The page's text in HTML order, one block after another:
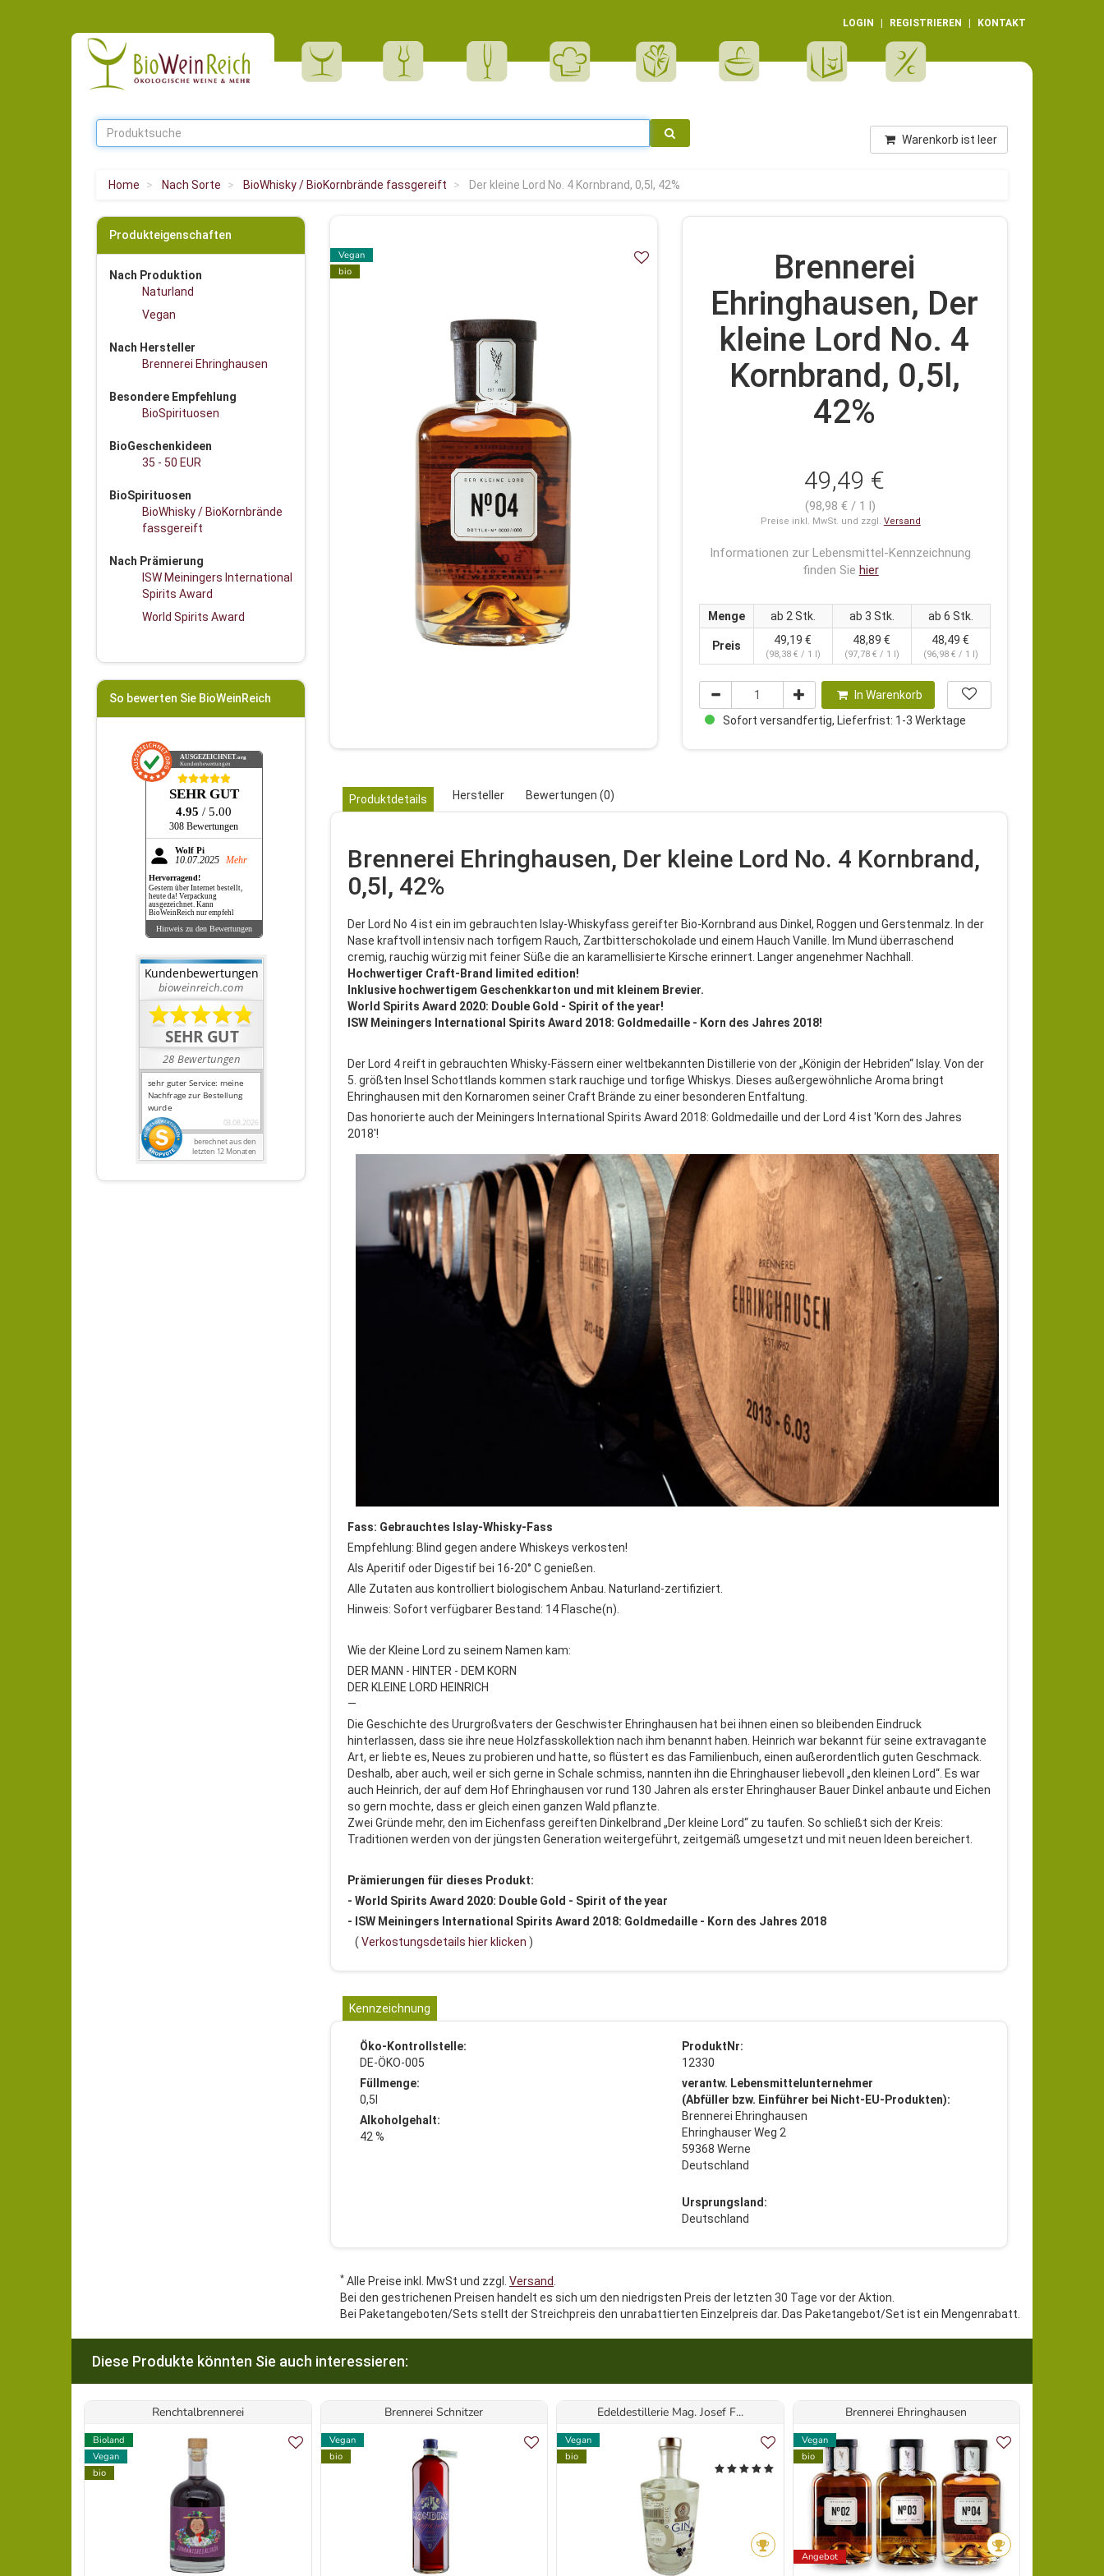
LOGIN REGISTRIEREN KONTAKT
Warenkorb ist leer
Home Nach Sorte BioWhisky / BioKornbrände fassgereift Der kleine Lord No. 4 Kornbrand, 0,5l, 42%
Produkteigenschaften
Nach Produktion
Naturland
Vegan
Nach Hersteller
Brennerei Ehringhausen
Besondere Empfehlung
BioSpirituosen
BioGeschenkideen
35 - 50 EUR
BioSpirituosen
BioWhisky / BioKornbrände
fassgereift
Nach Prämierung
ISW Meiningers International
Spirits Award
World Spirits Award
So bewerten Sie BioWeinReich
AUSGEZEICHNET.org
Kundenbewertungen
SEHR GUT
4.95 / 5.00
308 Bewertungen
Wolf Pi
10.07.2025 Mehr
Hervorragend!
Gestern über Internet bestellt,
heute da! Verpackung
ausgezeichnet. Kann
BioWeinReich nur empfehl
Hinweis zu den Bewertungen
Vegan
bio
Brennerei
Ehringhausen, Der
kleine Lord No. 4
Kornbrand, 0,5l,
42%
49,49 €
(98,98 € / 1 l)
Preise inkl. MwSt. und zzgl. Versand
Informationen zur Lebensmittel-Kennzeichnung
finden Sie hier
Menge ab 2 Stk. ab 3 Stk. ab 6 Stk.
Preis 49,19 €
(98,38 € / 1 l)
48,89 €
(97,78 € / 1 l)
48,49 €
(96,98 € / 1 l)
In Warenkorb
Sofort versandfertig, Lieferfrist: 1-3 Werktage
Produktdetails Hersteller Bewertungen (0)
Brennerei Ehringhausen, Der kleine Lord No. 4 Kornbrand,
0,5l, 42%
Der Lord No 4 ist ein im gebrauchten Islay-Whiskyfass gereifter Bio-Kornbrand aus Dinkel, Roggen und Gerstenmalz. In der
Nase kraftvoll intensiv nach torfigem Rauch, Zartbitterschokolade und einem Hauch Vanille. Im Mund überraschend
cremig, rauchig würzig mit feiner Süße die an karamellisierte Kirsche erinnert. Langer angenehmer Nachhall.
Hochwertiger Craft-Brand limited edition!
Inklusive hochwertigem Geschenkkarton und mit kleinem Brevier.
World Spirits Award 2020: Double Gold - Spirit of the year!
ISW Meiningers International Spirits Award 2018: Goldmedaille - Korn des Jahres 2018!
Der Lord 4 reift in gebrauchten Whisky-Fässern einer weltbekannten Distillerie von der „Königin der Hebriden“ Islay. Von der
5. größten Insel Schottlands kommen stark rauchige und torfige Whiskys. Dieses außergewöhnliche Aroma bringt
Ehringhausen mit den Kornaromen seiner Craft Brände zu einer besonderen Entfaltung.
Das honorierte auch der Meiningers International Spirits Award 2018: Goldmedaille und der Lord 4 ist 'Korn des Jahres
2018'!
Fass: Gebrauchtes Islay-Whisky-Fass
Empfehlung: Blind gegen andere Whiskeys verkosten!
Als Aperitif oder Digestif bei 16-20° C genießen.
Alle Zutaten aus kontrolliert biologischem Anbau. Naturland-zertifiziert.
Hinweis: Sofort verfügbarer Bestand: 14 Flasche(n).
Wie der Kleine Lord zu seinem Namen kam:
DER MANN - HINTER - DEM KORN
DER KLEINE LORD HEINRICH
—
Die Geschichte des Ururgroßvaters der Geschwister Ehringhausen hat bei ihnen einen so bleibenden Eindruck
hinterlassen, dass sie ihre neue Holzfasskollektion nach ihm benannt haben. Heinrich war bekannt für seine extravagante
Art, er liebte es, Neues zu probieren und hatte, so flüstert es das Familienbuch, einen außerordentlich guten Geschmack.
Deshalb, aber auch, weil er sich gerne in Schale schmiss, nannten ihn die Ehringhauser liebevoll „den kleinen Lord“. Es war
auch Heinrich, der auf dem Hof Ehringhausen vor rund 130 Jahren als erster Ehringhauser Bauer Dinkel anbaute und Eichen
so gern mochte, dass er gleich einen ganzen Wald pflanzte.
Zwei Gründe mehr, den im Eichenfass gereiften Dinkelbrand „Der kleine Lord“ zu taufen. So schließt sich der Kreis:
Traditionen werden von der jüngsten Generation weitergeführt, zeitgemäß umgesetzt und mit neuen Ideen bereichert.
Prämierungen für dieses Produkt:
- World Spirits Award 2020: Double Gold - Spirit of the year
- ISW Meiningers International Spirits Award 2018: Goldmedaille - Korn des Jahres 2018
( Verkostungsdetails hier klicken )
Kennzeichnung
Öko-Kontrollstelle:
DE-ÖKO-005
Füllmenge:
0,5l
Alkoholgehalt:
42 %
ProduktNr:
12330
verantw. Lebensmittelunternehmer
(Abfüller bzw. Einführer bei Nicht-EU-Produkten):
Brennerei Ehringhausen
Ehringhauser Weg 2
59368 Werne
Deutschland
Ursprungsland:
Deutschland
* Alle Preise inkl. MwSt und zzgl. Versand
Bei den gestrichenen Preisen handelt es sich um den niedrigsten Preis der letzten 30 Tage vor der Aktion.
Bei Paketangeboten/Sets stellt der Streichpreis den unrabattierten Einzelpreis dar. Das Paketangebot/Set ist ein Mengenrabatt.
Diese Produkte könnten Sie auch interessieren:
Renchtalbrennerei
Bioland
Vegan
bio
Brennerei Schnitzer
Vegan
bio
Edeldestillerie Mag. Josef F...
Vegan
bio
Brennerei Ehringhausen
Vegan
bio
Angebot